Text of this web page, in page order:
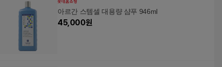
아르간 스템셀 대용량 샴푸 946ml
45,000원